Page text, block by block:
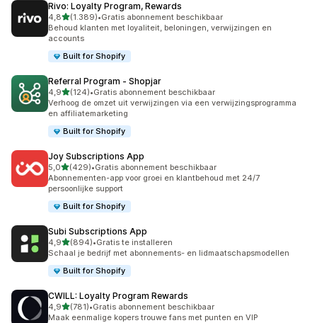
Rivo: Loyalty Program, Rewards
4,8van 5 sterren
(1.389)
1389 recensies in totaal
•Gratis abonnement beschikbaar
Behoud klanten met loyaliteit, beloningen, verwijzingen en
accounts
Built for Shopify
Referral Program ‑ Shopjar
4,9van 5 sterren
(124)
124 recensies in totaal
•Gratis abonnement beschikbaar
Verhoog de omzet uit verwijzingen via een verwijzingsprogramma
en affiliatemarketing
Built for Shopify
Joy Subscriptions App
5,0van 5 sterren
(429)
429 recensies in totaal
•Gratis abonnement beschikbaar
Abonnementen-app voor groei en klantbehoud met 24/7
persoonlijke support
Built for Shopify
Subi Subscriptions App
4,9van 5 sterren
(894)
894 recensies in totaal
•Gratis te installeren
Schaal je bedrijf met abonnements- en lidmaatschapsmodellen
Built for Shopify
CWILL: Loyalty Program Rewards
4,9van 5 sterren
(781)
781 recensies in totaal
•Gratis abonnement beschikbaar
Maak eenmalige kopers trouwe fans met punten en VIP